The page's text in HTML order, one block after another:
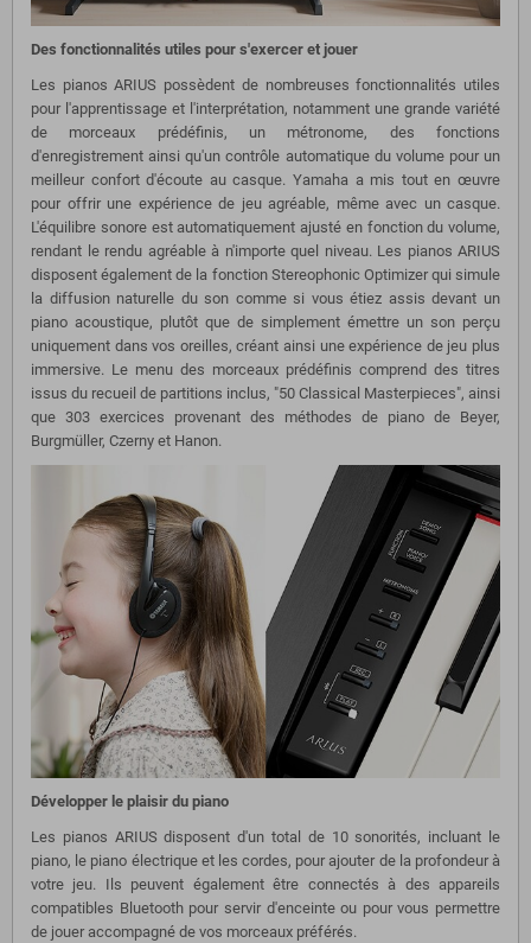
Des fonctionnalités utiles pour s'exercer et jouer
Les pianos ARIUS possèdent de nombreuses fonctionnalités utiles
pour l'apprentissage et l'interprétation, notamment une grande variété
de morceaux prédéfinis, un métronome, des fonctions
d'enregistrement ainsi qu'un contrôle automatique du volume pour un
meilleur confort d'écoute au casque. Yamaha a mis tout en œuvre
pour offrir une expérience de jeu agréable, même avec un casque.
L'équilibre sonore est automatiquement ajusté en fonction du volume,
rendant le rendu agréable à n'importe quel niveau. Les pianos ARIUS
disposent également de la fonction Stereophonic Optimizer qui simule
la diffusion naturelle du son comme si vous étiez assis devant un
piano acoustique, plutôt que de simplement émettre un son perçu
uniquement dans vos oreilles, créant ainsi une expérience de jeu plus
immersive. Le menu des morceaux prédéfinis comprend des titres
issus du recueil de partitions inclus, "50 Classical Masterpieces", ainsi
que 303 exercices provenant des méthodes de piano de Beyer,
Burgmüller, Czerny et Hanon.
Développer le plaisir du piano
Les pianos ARIUS disposent d'un total de 10 sonorités, incluant le
piano, le piano électrique et les cordes, pour ajouter de la profondeur à
votre jeu. Ils peuvent également être connectés à des appareils
compatibles Bluetooth pour servir d'enceinte ou pour vous permettre
de jouer accompagné de vos morceaux préférés.